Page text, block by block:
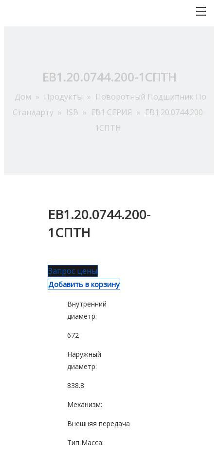
EB1.20.0744.200-1СПТН
Дом » Продукты » Поворотный Подшипник По
Стандарту » ISB » EB1 СЕРИЯ » EB1.20.0744.200-
1СПТН
EB1.20.0744.200-
1СПТН
Запрос цены
Добавить в корзину
Внутренний
диаметр:
672
Наружный
диаметр:
838.8
Механизм:
Внешняя передача
Тип:Масса: